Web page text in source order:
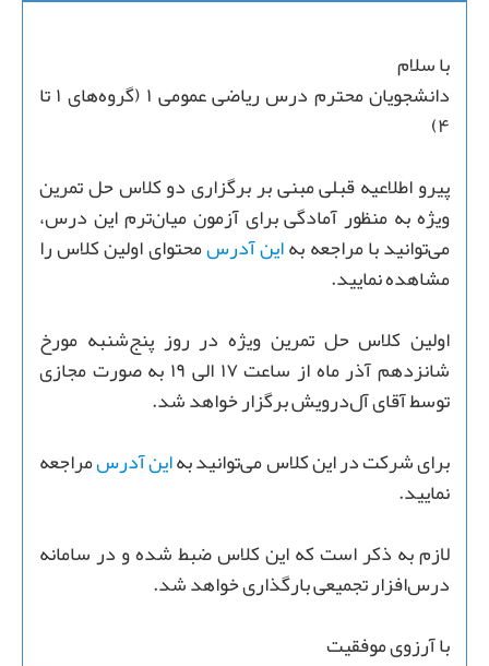
با سلام
دانشجویان محترم درس ریاضی عمومی ۱ (گروه‌های ۱ تا
۴)
پیرو اطلاعیه قبلی مبنی بر برگزاری دو کلاس حل تمرین
ویژه به منظور آمادگی برای آزمون میان‌ترم این درس،
می‌توانید با مراجعه بهاین آدرسمحتوای اولین کلاس را
مشاهده نمایید.
اولین کلاس حل تمرین ویژه در روز پنج‌شنبه مورخ
شانزدهم آذر ماه از ساعت ۱۷ الی ۱۹ به صورت مجازی
توسط آقای آل‌درویش برگزار خواهد شد.
برای شرکت در این کلاس می‌توانید بهاین آدرسمراجعه
نمایید.
لازم به ذکر است که این کلاس ضبط شده و در سامانه
درس‌افزار تجمیعی بارگذاری خواهد شد.
با آرزوی موفقیت